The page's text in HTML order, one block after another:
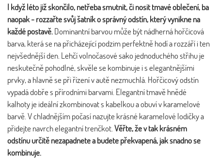
I když léto již skončilo, netřeba smutnit, či nosit tmavé oblečení, ba
naopak - rozzařte svůj šatník o správný odstín, který vynikne na
každé postavě.Dominantní barvou může být nádherná hořčicová
barva, která se na přicházející podzim perfektně hodí a rozzáří i ten
nejvšednější den. Lehčí volnočasové sako jednoduchého střihu je
neskutečně pohodlné, skvěle se kombinuje i s elegantnějšími
prvky, a hlavně se při řízení v autě nezmuchlá. Hořčicový odstín
vypadá dobře s přírodními barvami. Elegantní tmavě hnědé
kalhoty je ideální zkombinovat s kabelkou a obuví v karamelové
barvě. V chladnějším počasí nazujte krásné karamelové lodičky a
přidejte navrch elegantní trenčkot.Věřte, že v tak krásném
odstínu určitě nezapadnete a budete překvapená, jak snadno se
kombinuje.